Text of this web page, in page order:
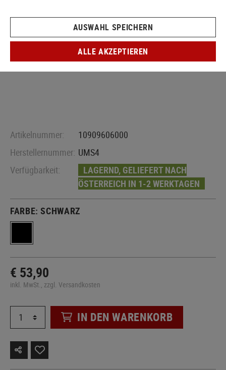
Artikelnummer:
10909606000
Herstellernummer: UMS4
Verfügbarkeit:
LAGERND, GELIEFERT NACH
ÖSTERREICH IN 1-2 WERKTAGEN
FARBE:SCHWARZ
€ 53,90
inkl. MwSt., zzgl. Versandkosten
IN DEN WARENKORB
AUSWAHL SPEICHERN
ALLE AKZEPTIEREN